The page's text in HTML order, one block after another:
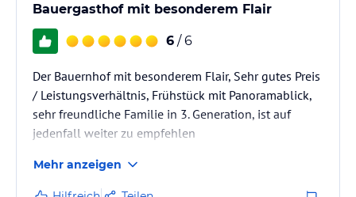
Bauergasthof mit besonderem Flair
6 / 6
Der Bauernhof mit besonderem Flair, Sehr gutes Preis
/ Leistungsverhältnis, Frühstück mit Panoramablick,
sehr freundliche Familie in 3. Generation, ist auf
jedenfall weiter zu empfehlen
Mehr anzeigen